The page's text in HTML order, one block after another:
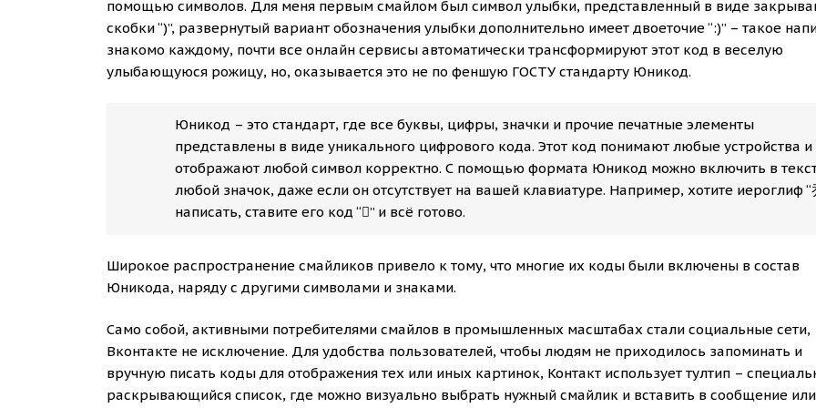
помощью символов. Для меня первым смайлом был символ улыбки, представленный в виде
скобки “)”, развернутый вариант обозначения улыбки дополнительно имеет двоеточие “:)” – такое
знакомо каждому, почти все онлайн сервисы автоматически трансформируют этот код в веселую
улыбающуюся рожицу, но, оказывается это не по феншую ГОСТУ стандарту Юникод.
Юникод – это стандарт, где все буквы, цифры, значки и прочие печатные элементы
представлены в виде уникального цифрового кода. Этот код понимают любые устройства и
отображают любой символ корректно. С помощью формата Юникод можно включить в
любой значок, даже если он отсутствует на вашей клавиатуре. Например, хотите иероглиф “
написать, ставите его код “𠁒” и всё готово.
Широкое распространение смайликов привело к тому, что многие их коды были включены в состав
Юникода, наряду с другими символами и знаками.
Само собой, активными потребителями смайлов в промышленных масштабах стали социальные сети,
Вконтакте не исключение. Для удобства пользователей, чтобы людям не приходилось запоминать и
вручную писать коды для отображения тех или иных картинок, Контакт использует тултип –
раскрывающийся список, где можно визуально выбрать нужный смайлик и вставить в сообщение или